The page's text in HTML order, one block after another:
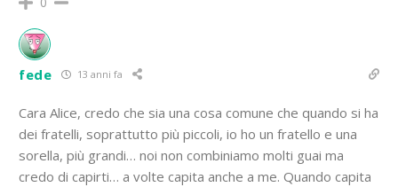
fede 13 anni fa
Cara Alice, credo che sia una cosa comune che quando si ha
dei fratelli, soprattutto più piccoli, io ho un fratello e una
sorella, più grandi… noi non combiniamo molti guai ma
credo di capirti… a volte capita anche a me. Quando capita